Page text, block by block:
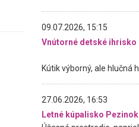
09.07.2026, 15:15
27.06.2026, 16:53
Letné kúpalisko Pezinok